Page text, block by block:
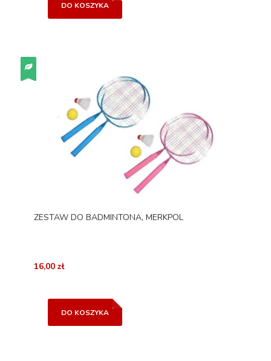
DO KOSZYKA
ZESTAW DO BADMINTONA, MERKPOL
16,00 zł
DO KOSZYKA